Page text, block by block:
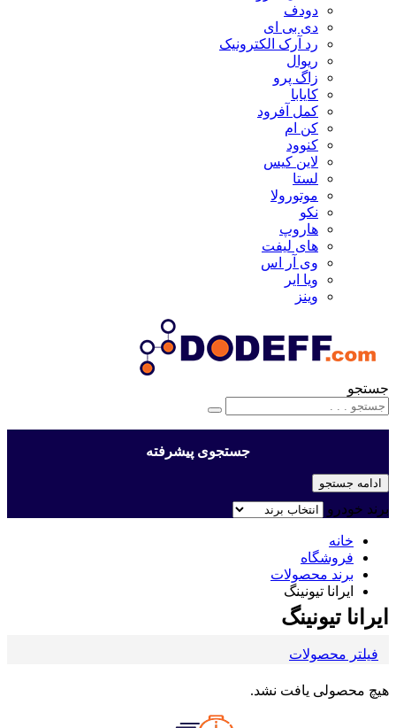
دودف
دی بی ای
رد آرک الکترونیک
ریوال
زاگ پرو
کایابا
کمل آفرود
کن ام
کنوود
لاین کیس
لستا
موتورولا
نکو
هاروپ
های لیفت
وی آر اس
ویا ایر
وینز
جستجو
جستجوی پیشرفته
ادامه جستجو
برند خودرو
خانه
فروشگاه
برند محصولات
ایرانا تیونینگ
ایرانا تیونینگ
فیلتر محصولات
هیچ محصولی یافت نشد.